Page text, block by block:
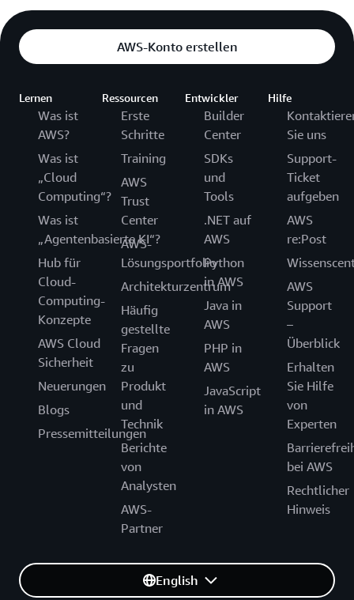
AWS-Konto erstellen
Lernen
Was ist
AWS?
Was ist
„Cloud
Computing“?
Was ist
„Agentenbasierte KI“?
Hub für
Cloud-
Computing-
Konzepte
AWS Cloud
Sicherheit
Neuerungen
Blogs
Pressemitteilungen
Ressourcen
Erste
Schritte
Training
AWS
Trust
Center
AWS-
Lösungsportfolio
Architekturzentrum
Häufig
gestellte
Fragen
zu
Produkt
und
Technik
Berichte
von
Analysten
AWS-
Partner
Entwickler
Builder
Center
SDKs
und
Tools
.NET auf
AWS
Python
in AWS
Java in
AWS
PHP in
AWS
JavaScript
in AWS
Hilfe
Sie uns
Support-
Ticket
aufgeben
AWS
re:Post
AWS
Support
–
Überblick
Erhalten
Sie Hilfe
von
Experten
bei AWS
Rechtlicher
Hinweis
English